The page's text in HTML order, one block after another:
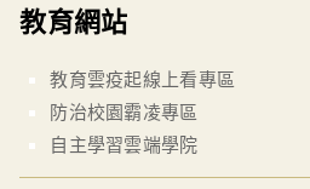
教育網站
教育雲疫起線上看專區
防治校園霸凌專區
自主學習雲端學院